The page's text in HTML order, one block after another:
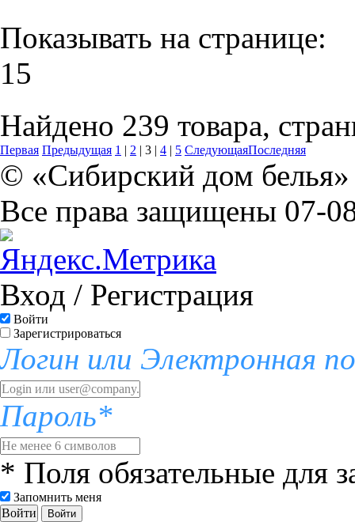
Показывать на странице:
15
Найдено 239 товара,
Первая Предыдущая 1 | 2 | 3 | 4 | 5 СледующаяПоследняя
© «Сибирский дом белья»
Все права защищены 07-
Вход / Регистрация
Войти
Зарегистрироваться
Логин или Электронная
Пароль*
* Поля обязательные для
Запомнить меня
Войти